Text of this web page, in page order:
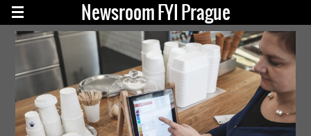
Newsroom FYI Prague